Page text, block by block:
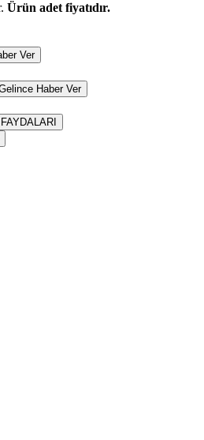
Ürün adet fiyatıdır.
Ver
Haber Ver